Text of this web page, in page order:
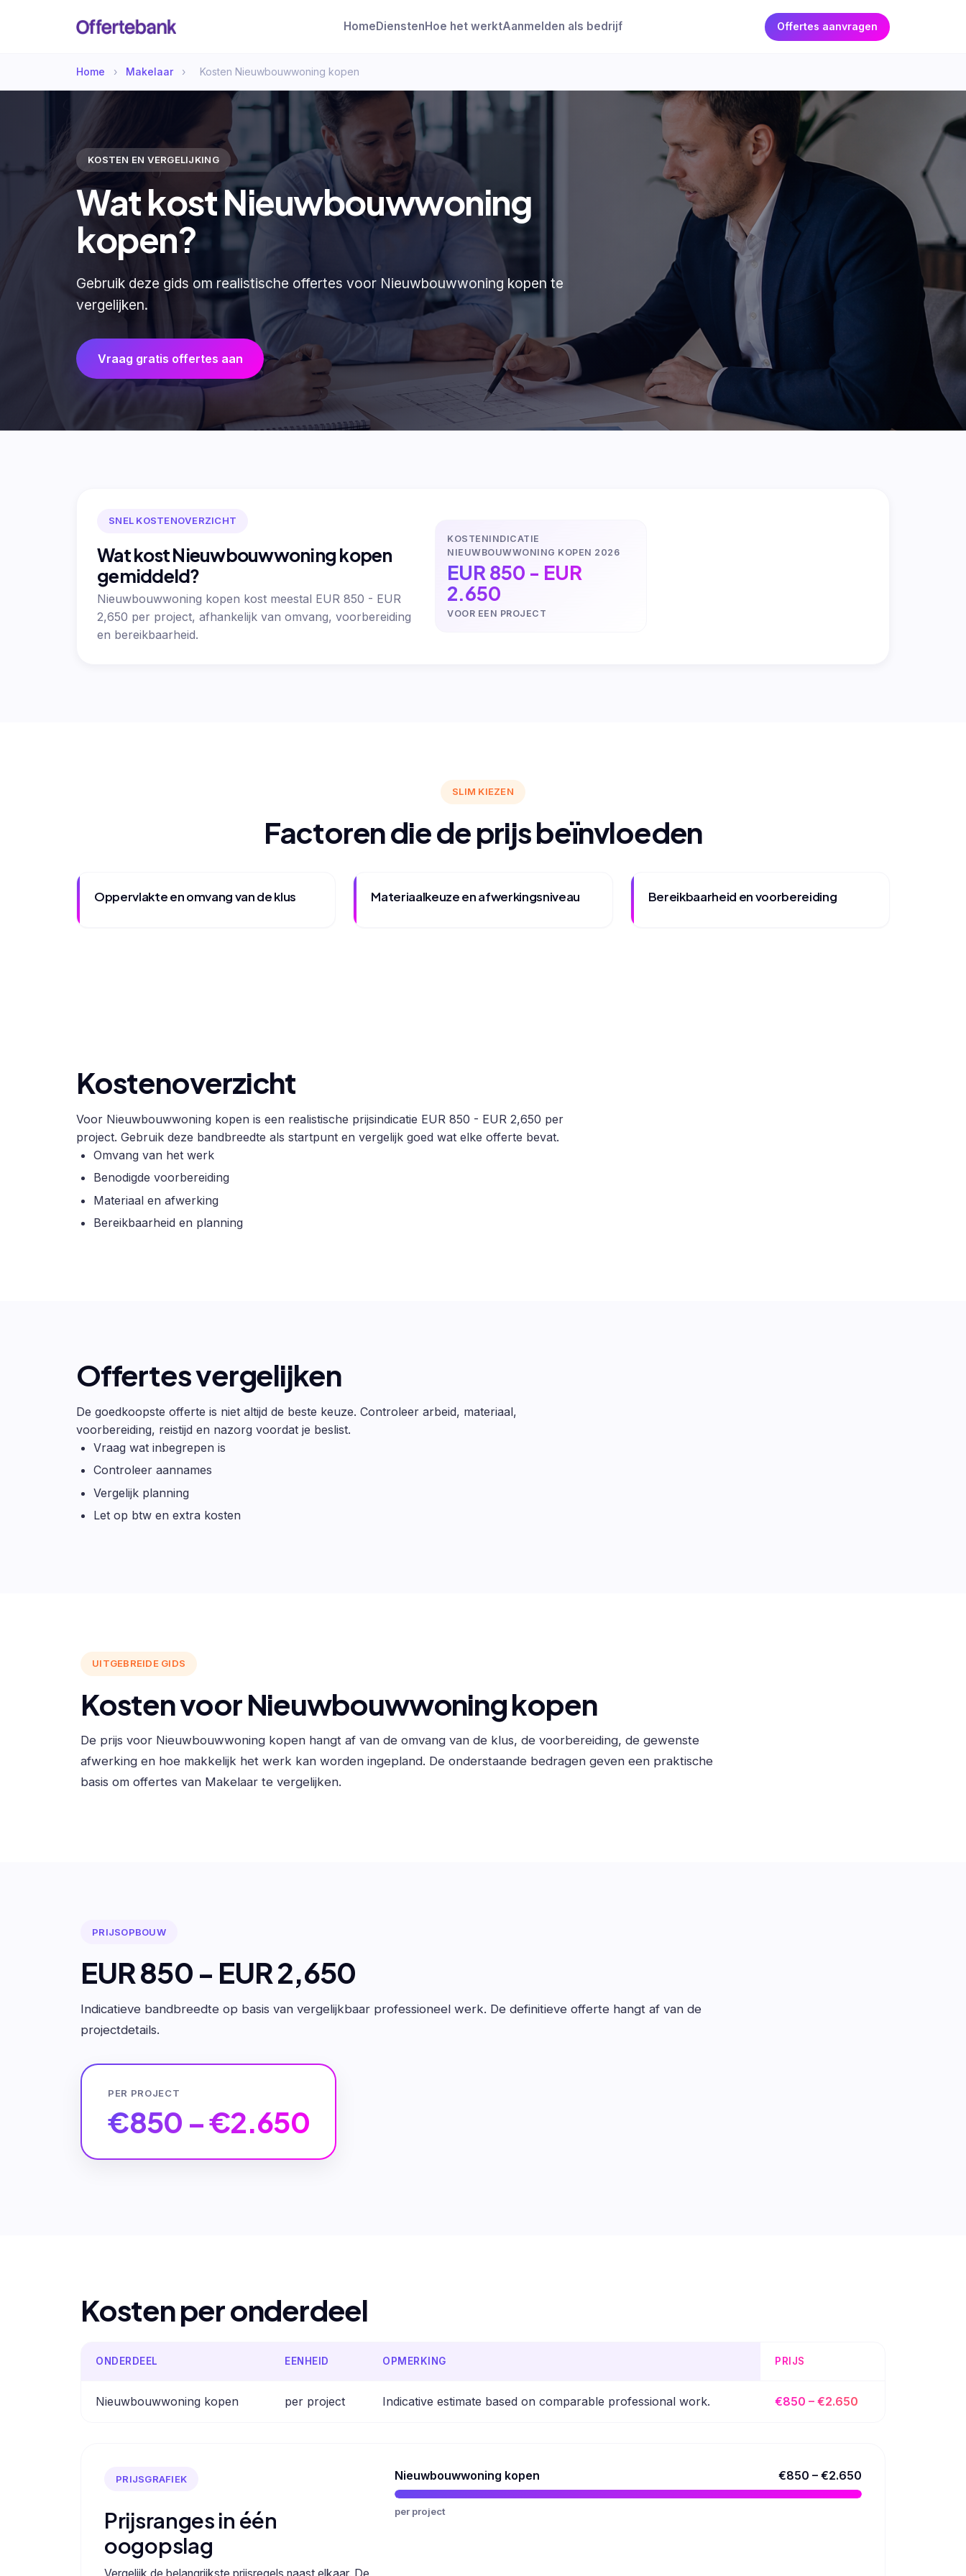
Home Diensten Hoe het werktAanmelden als bedrijf Offertes aanvragen
Home › Makelaar › Kosten Nieuwbouwwoning kopen
KOSTEN EN VERGELIJKING
Wat kost Nieuwbouwwoning
kopen?
Gebruik deze gids om realistische offertes voor Nieuwbouwwoning kopen te
vergelijken.
Vraag gratis offertes aan
SNEL KOSTENOVERZICHT
Wat kost Nieuwbouwwoning kopen
gemiddeld?
Nieuwbouwwoning kopen kost meestal EUR 850 - EUR
2,650 per project, afhankelijk van omvang, voorbereiding
en bereikbaarheid.
KOSTENINDICATIE
NIEUWBOUWWONING KOPEN 2026
EUR 850 - EUR
2.650
VOOR EEN PROJECT
SLIM KIEZEN
Factoren die de prijs beïnvloeden
Oppervlakte en omvang van de klus Materiaalkeuze en afwerkingsniveau Bereikbaarheid en voorbereiding
Kostenoverzicht
Voor Nieuwbouwwoning kopen is een realistische prijsindicatie EUR 850 - EUR 2,650 per
project. Gebruik deze bandbreedte als startpunt en vergelijk goed wat elke offerte bevat.
Omvang van het werk
Benodigde voorbereiding
Materiaal en afwerking
Bereikbaarheid en planning
Offertes vergelijken
De goedkoopste offerte is niet altijd de beste keuze. Controleer arbeid, materiaal,
voorbereiding, reistijd en nazorg voordat je beslist.
Vraag wat inbegrepen is
Controleer aannames
Vergelijk planning
Let op btw en extra kosten
UITGEBREIDE GIDS
Kosten voor Nieuwbouwwoning kopen
De prijs voor Nieuwbouwwoning kopen hangt af van de omvang van de klus, de voorbereiding, de gewenste
afwerking en hoe makkelijk het werk kan worden ingepland. De onderstaande bedragen geven een praktische
basis om offertes van Makelaar te vergelijken.
PRIJSOPBOUW
EUR 850 - EUR 2,650
Indicatieve bandbreedte op basis van vergelijkbaar professioneel werk. De definitieve offerte hangt af van de
projectdetails.
PER PROJECT
€850 – €2.650
Kosten per onderdeel
ONDERDEEL EENHEID OPMERKING PRIJS
Nieuwbouwwoning kopen per project Indicative estimate based on comparable professional work. €850 – €2.650
PRIJSGRAFIEK
Prijsranges in één
oogopslag
Nieuwbouwwoning kopen €850 – €2.650
per project